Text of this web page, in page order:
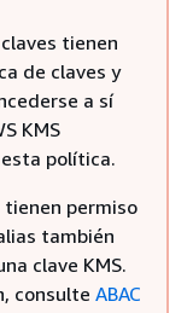
tienen
de claves y
a sí
KMS
política.
permiso
también
clave KMS.
consulte ABAC